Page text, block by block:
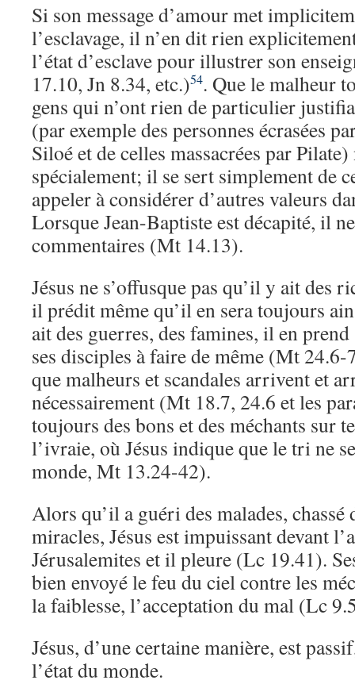
Si son message d’amour met
l’esclavage, il n’en dit rien
l’état d’esclave pour illustrer son
17.10, Jn 8.34, etc.)54. Que le malheur
gens qui n’ont rien de particulier
(par exemple des personnes écrasées
Siloé et de celles massacrées par Pilate)
spécialement; il se sert simplement de
appeler à considérer d’autres valeurs
Lorsque Jean-Baptiste est décapité, il
commentaires (Mt 14.13).
Jésus ne s’offusque pas qu’il y ait des
il prédit même qu’il en sera toujours
ait des guerres, des famines, il en
ses disciples à faire de même (Mt
que malheurs et scandales arrivent et
nécessairement (Mt 18.7, 24.6 et les
toujours des bons et des méchants sur
l’ivraie, où Jésus indique que le tri ne
monde, Mt 13.24-42).
Alors qu’il a guéri des malades, chassé
miracles, Jésus est impuissant devant
Jérusalemites et il pleure (Lc 19.41).
bien envoyé le feu du ciel contre les
la faiblesse, l’acceptation du mal (Lc
Jésus, d’une certaine manière, est
l’état du monde.